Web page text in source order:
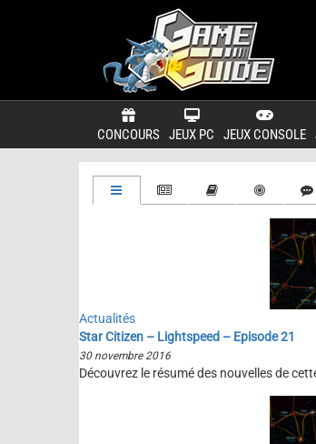
CONCOURS JEUX PC JEUX CONSOLE
Actualités
Star Citizen – Lightspeed – Episode 21
30 novembre 2016
Découvrez le résumé des nouvelles de